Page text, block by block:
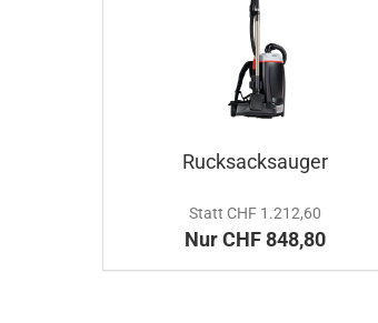
Rucksacksauger
Statt CHF 1.212,60
Nur CHF 848,80